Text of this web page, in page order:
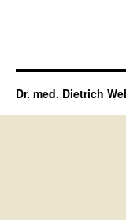
Dr. med. Dietrich